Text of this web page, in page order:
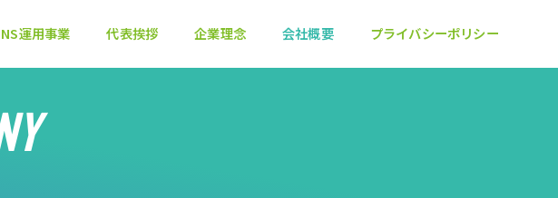
運用事業 代表挨拶 企業理念 会社概要 プライバシーポリシー